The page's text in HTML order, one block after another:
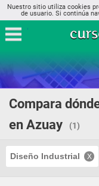
Nuestro sitio utiliza cookies
de usuario. Si continúa
Compara
en Azuay
(1)
Diseño Industrial